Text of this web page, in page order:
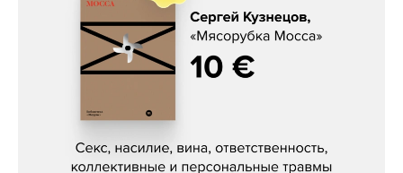
Сергей Кузнецов, «Мясорубка